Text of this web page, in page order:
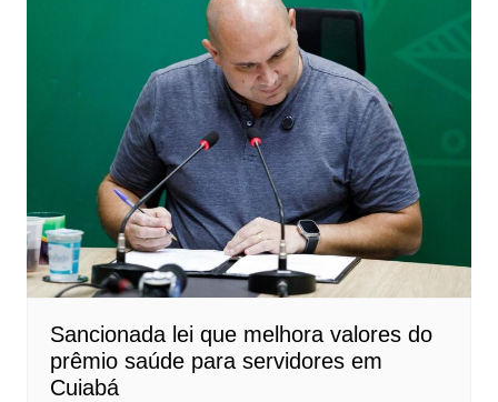
Sancionada lei que melhora valores do
prêmio saúde para servidores em
Cuiabá